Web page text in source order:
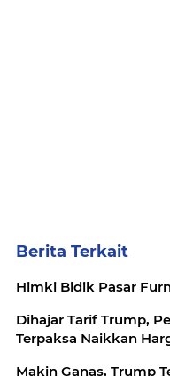
Berita Terkait
Himki Bidik Pasar
Dihajar Tarif Trump,
Terpaksa Naikkan
Makin Ganas, Trump